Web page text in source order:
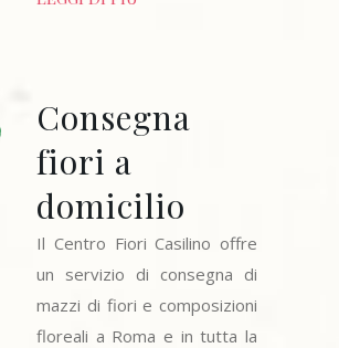
Consegna
fiori a
domicilio
Il Centro Fiori Casilino offre
un servizio di consegna di
mazzi di fiori e composizioni
floreali a Roma e in tutta la